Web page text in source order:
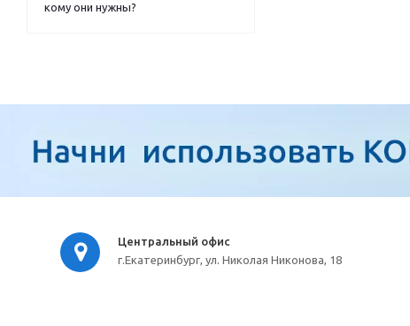
кому они нужны?
Центральный офис
г.Екатеринбург, ул. Николая Никонова, 18